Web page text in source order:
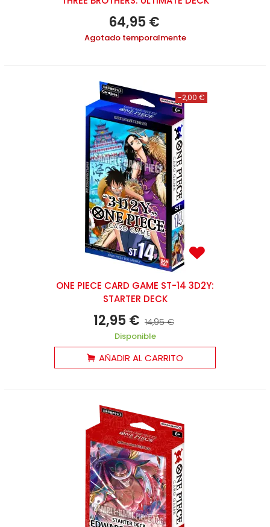
64,95 €
Agotado temporalmente
-2,00 €
ONE PIECE CARD GAME ST-14 3D2Y:
STARTER DECK
12,95 € 14,95 €
Disponible
AÑADIR AL CARRITO